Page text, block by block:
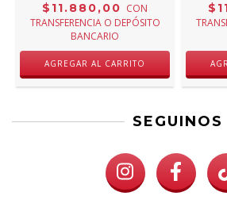
$11.880,00 CON
TRANSFERENCIA O DEPÓSITO
BANCARIO
SEGUINOS